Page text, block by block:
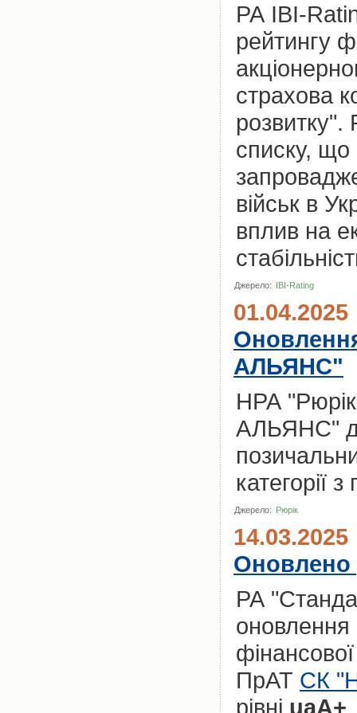
РА IBI-
рейтингу
страхова
списку,
військ в
вплив на
Джерело: IBI-Rating
01.04.2025
АЛЬЯНС"
НРА
АЛЬЯНС"
категорії
Джерело: Рюрік
14.03.2025
Оновлено
РА
оновлення
ПрАТ СК
рівні uaА+